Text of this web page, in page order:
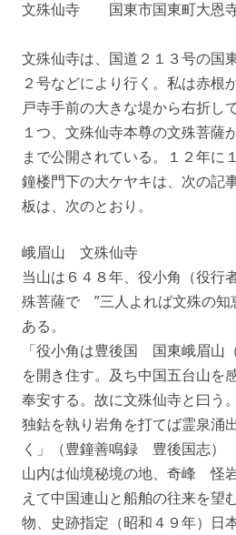
文殊仙寺 国東市国東町大恩
文殊仙寺は、国道２１３号の国
２号などにより行く。私は赤根
戸寺手前の大きな堤から右折し
１つ、文殊仙寺本尊の文殊菩薩
まで公開されている。１２年に
鐘楼門下の大ケヤキは、次の記
板は、次のとおり。
峨眉山 文殊仙寺
当山は６４８年、役小角（役行
殊菩薩で ”三人よれば文殊の知
ある。
「役小角は豊後国 国東峨眉
を開き住す。及ち中国五台山を
奉安する。故に文殊仙寺と曰う
独鈷を執り岩角を打てば霊泉涌
く」（豊鐘善鳴録 豊後国志）
山内は仙境秘境の地、奇峰 怪
えて中国連山と船舶の往来を望
物、史跡指定（昭和４９年）日